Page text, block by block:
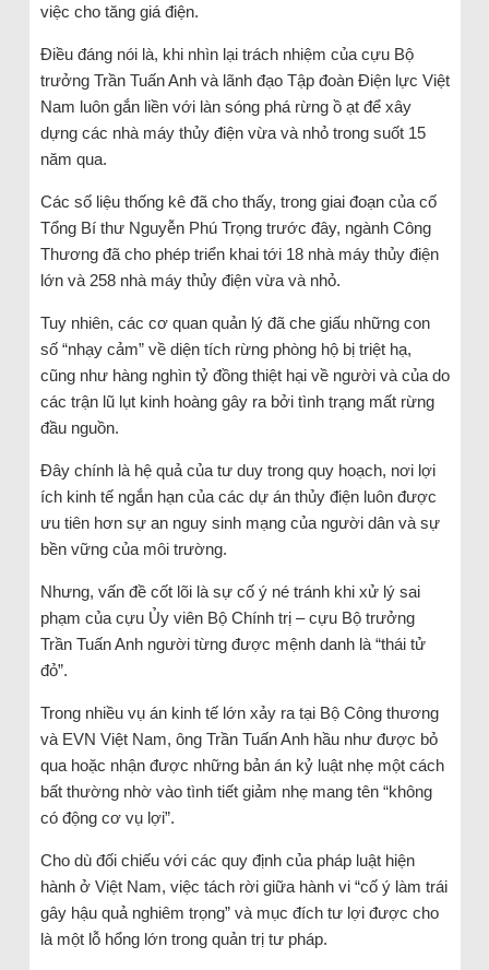
việc cho tăng giá điện.
Điều đáng nói là, khi nhìn lại trách nhiệm của cựu Bộ
trưởng Trần Tuấn Anh và lãnh đạo Tập đoàn Điện lực Việt
Nam luôn gắn liền với làn sóng phá rừng ồ ạt để xây
dựng các nhà máy thủy điện vừa và nhỏ trong suốt 15
năm qua.
Các số liệu thống kê đã cho thấy, trong giai đoạn của cố
Tổng Bí thư Nguyễn Phú Trọng trước đây, ngành Công
Thương đã cho phép triển khai tới 18 nhà máy thủy điện
lớn và 258 nhà máy thủy điện vừa và nhỏ.
Tuy nhiên, các cơ quan quản lý đã che giấu những con
số “nhạy cảm” về diện tích rừng phòng hộ bị triệt hạ,
cũng như hàng nghìn tỷ đồng thiệt hại về người và của do
các trận lũ lụt kinh hoàng gây ra bởi tình trạng mất rừng
đầu nguồn.
Đây chính là hệ quả của tư duy trong quy hoạch, nơi lợi
ích kinh tế ngắn hạn của các dự án thủy điện luôn được
ưu tiên hơn sự an nguy sinh mạng của người dân và sự
bền vững của môi trường.
Nhưng, vấn đề cốt lõi là sự cố ý né tránh khi xử lý sai
phạm của cựu Ủy viên Bộ Chính trị – cựu Bộ trưởng
Trần Tuấn Anh người từng được mệnh danh là “thái tử
đỏ”.
Trong nhiều vụ án kinh tế lớn xảy ra tại Bộ Công thương
và EVN Việt Nam, ông Trần Tuấn Anh hầu như được bỏ
qua hoặc nhận được những bản án kỷ luật nhẹ một cách
bất thường nhờ vào tình tiết giảm nhẹ mang tên “không
có động cơ vụ lợi”.
Cho dù đối chiếu với các quy định của pháp luật hiện
hành ở Việt Nam, việc tách rời giữa hành vi “cố ý làm trái
gây hậu quả nghiêm trọng” và mục đích tư lợi được cho
là một lỗ hổng lớn trong quản trị tư pháp.